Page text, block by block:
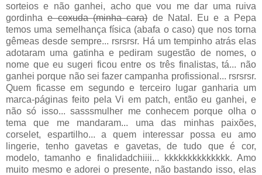
sorteios e não ganhei, acho que vou me dar uma ruiva
gordinhae coxuda (minha cara)de Natal. Eu e a Pepa
temos uma semelhança física (abafa o caso) que nos torna
gêmeas desde sempre... rsrsrsr. Há um tempinho atrás elas
adotaram uma gatinha e pediram sugestão de nomes, o
nome que eu sugeri ficou entre os três finalistas, tá... não
ganhei porque não sei fazer campanha profissional... rsrsrsr.
Quem ficasse em segundo e terceiro lugar ganharia um
marca-páginas feito pela Vi em patch, então eu ganhei, e
não só isso... sasssmulher me conhecem porque olha o
tema que me mandaram... uma das minhas paixões,
corselet, espartilho... a quem interessar possa eu amo
lingerie, tenho gavetas e gavetas, de tudo que é cor,
modelo, tamanho e finalidadchiiii... kkkkkkkkkkkkkk. Amo
muito mesmo e adorei o presente, não bastando isso, elas